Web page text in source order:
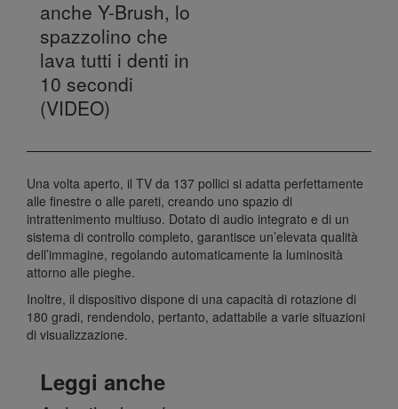
anche Y-Brush, lo
spazzolino che
lava tutti i denti in
10 secondi
(VIDEO)
Una volta aperto, il TV da 137 pollici si adatta perfettamente
alle finestre o alle pareti, creando uno spazio di
intrattenimento multiuso. Dotato di audio integrato e di un
sistema di controllo completo, garantisce un’elevata qualità
dell’immagine, regolando automaticamente la luminosità
attorno alle pieghe.
Inoltre, il dispositivo dispone di una capacità di rotazione di
180 gradi, rendendolo, pertanto, adattabile a varie situazioni
di visualizzazione.
Leggi anche